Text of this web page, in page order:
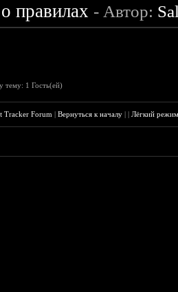
правилах - Автор:
тему: 1 Гость(ей)
Tracker Forum |Вернуться к началу ||Лёгкий